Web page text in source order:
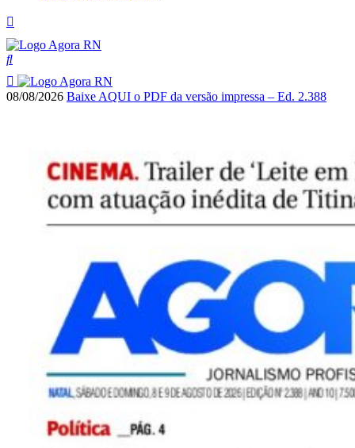
08/08/2026 Baixe AQUI o PDF da versão impressa – Ed. 2.388